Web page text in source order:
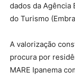
dados da Agência
do Turismo
A valorização
procura por
MARE Ipanema